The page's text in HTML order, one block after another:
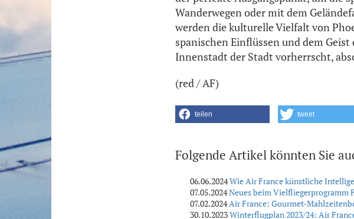
Wanderwegen oder mit dem
werden die kulturelle Vielfalt von
spanischen Einflüssen und dem
Innenstadt der Stadt vorherrscht,
(red / AF)
teilen tweet
Folgende Artikel könnten Sie
06.06.2024Wie Air France künstliche
07.05.2024Neues beim Vielfliegerprogramm
07.02.2024Air France: Gourmet-
30.10.2023Winterflugplan 2023/24: Air